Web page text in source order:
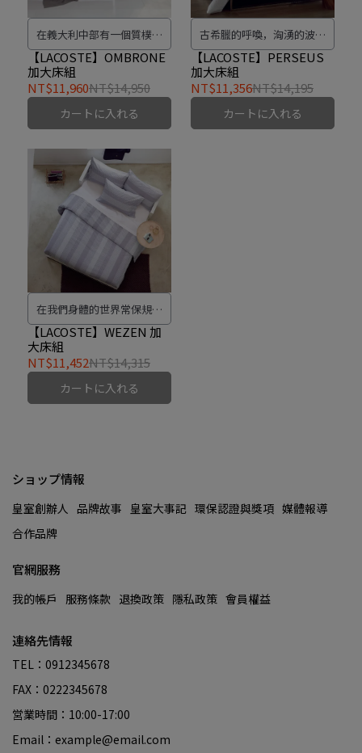
在義大利中部有一個質樸原
始的地區- 托斯卡尼吸引著
渴求寧靜的心。一條叫翁布
羅內的河靜靜惝徉其中，呼
吸著，跳舞著。
【LACOSTE】OMBRONE
加大床組
NT$11,960NT$14,950
カートに入れる
古希臘的呼喚，洶湧的波濤
梅杜莎的哀嚎，年輕勇敢的
心渴求經歷一場冒險。
【LACOSTE】PERSEUS
加大床組
NT$11,356NT$14,195
カートに入れる
在我們身體的世界常保規律
的活動，就像宇宙中的一顆
恆星永恆規律的繞行。這是
我們對生命與自然的敬意。
【LACOSTE】WEZEN 加
大床組
NT$11,452NT$14,315
カートに入れる
ショップ情報
皇室創辦人 品牌故事 皇室大事記 環保認證與獎項 媒體報導
合作品牌
官網服務
我的帳戶 服務條款 退換政策 隱私政策 會員權益
連絡先情報
TEL：0912345678
FAX：0222345678
営業時間：10:00-17:00
Email：example@email.com